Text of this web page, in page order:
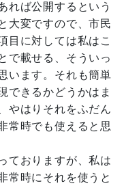
れば公開するという
大変ですので、市民
目に対しては私はこ
で載せる、そういっ
います。それも簡単
できるかどうかはま
やはりそれをふだん
常時でも使えると思
ておりますが、私は
常時にそれを使うと